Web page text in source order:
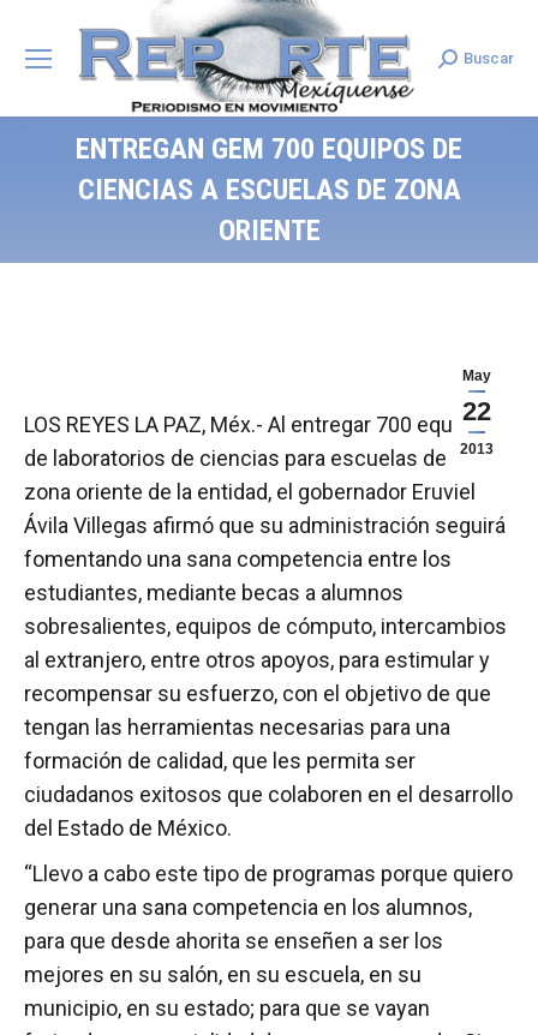
Search:
Buscar
ENTREGAN GEM 700 EQUIPOS DE
CIENCIAS A ESCUELAS DE ZONA
ORIENTE
May
22
2013
LOS REYES LA PAZ, Méx.- Al entregar 700 equipos
de laboratorios de ciencias para escuelas de la
zona oriente de la entidad, el gobernador Eruviel
Ávila Villegas afirmó que su administración seguirá
fomentando una sana competencia entre los
estudiantes, mediante becas a alumnos
sobresalientes, equipos de cómputo, intercambios
al extranjero, entre otros apoyos, para estimular y
recompensar su esfuerzo, con el objetivo de que
tengan las herramientas necesarias para una
formación de calidad, que les permita ser
ciudadanos exitosos que colaboren en el desarrollo
del Estado de México.
“Llevo a cabo este tipo de programas porque quiero
generar una sana competencia en los alumnos,
para que desde ahorita se enseñen a ser los
mejores en su salón, en su escuela, en su
municipio, en su estado; para que se vayan